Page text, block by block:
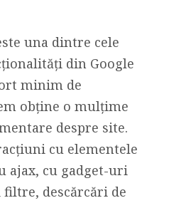
una dintre cele
din Google
minim de
obține o mulțime
despre site.
cu elementele
ajax, cu gadget-uri
descărcări de